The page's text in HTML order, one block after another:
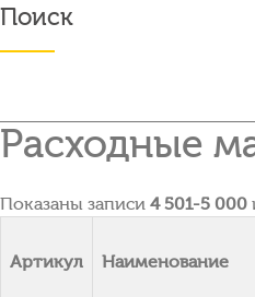
Поиск
Расходные
Показаны записи 4 501-5 000
Артикул Наименование